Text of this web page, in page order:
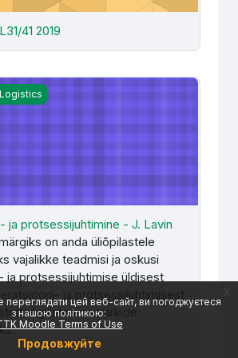
цей веб-сайт, ви погоджуєтеся
з нашою політикою:
Moodle Terms of Use
Продовжуйте
41 2019
protsessijuhtimine - J. Lavin
ja protsessijuhtimine - J. Lavin
on anda üliõpilastele
vajalikke teadmisi ja oskusi
ja protsessijuhtimise üldisest
ja protsessijuhtimisest
eesmärkide